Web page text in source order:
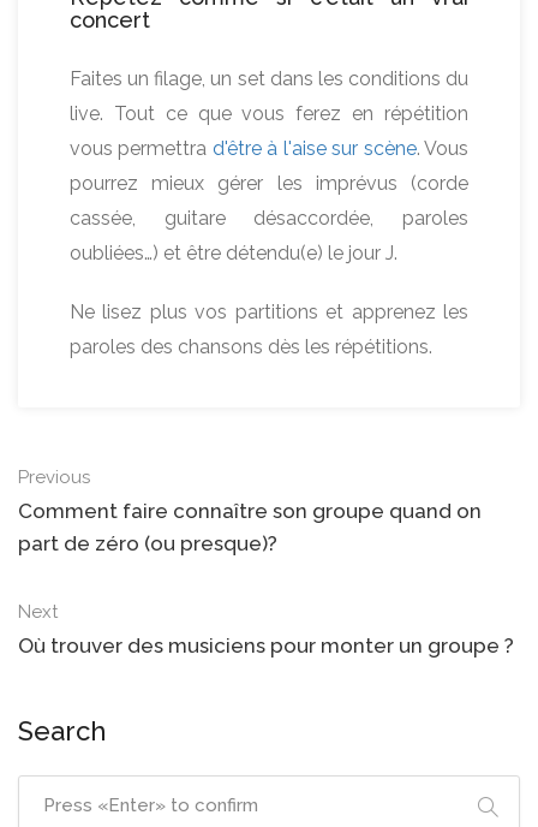
concert
Faites un filage, un set dans les conditions du
live. Tout ce que vous ferez en répétition
vous permettra d'être à l'aise sur scène. Vous
pourrez mieux gérer les imprévus (corde
cassée, guitare désaccordée, paroles
oubliées…) et être détendu(e) le jour J.
Ne lisez plus vos partitions et apprenez les
paroles des chansons dès les répétitions.
Previous
Comment faire connaître son groupe quand on
part de zéro (ou presque)?
Next
Où trouver des musiciens pour monter un groupe ?
Search